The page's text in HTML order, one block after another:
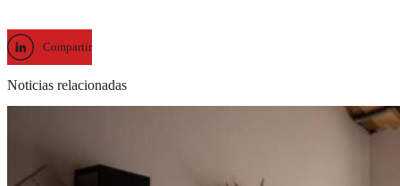
Compartir
Noticias relacionadas